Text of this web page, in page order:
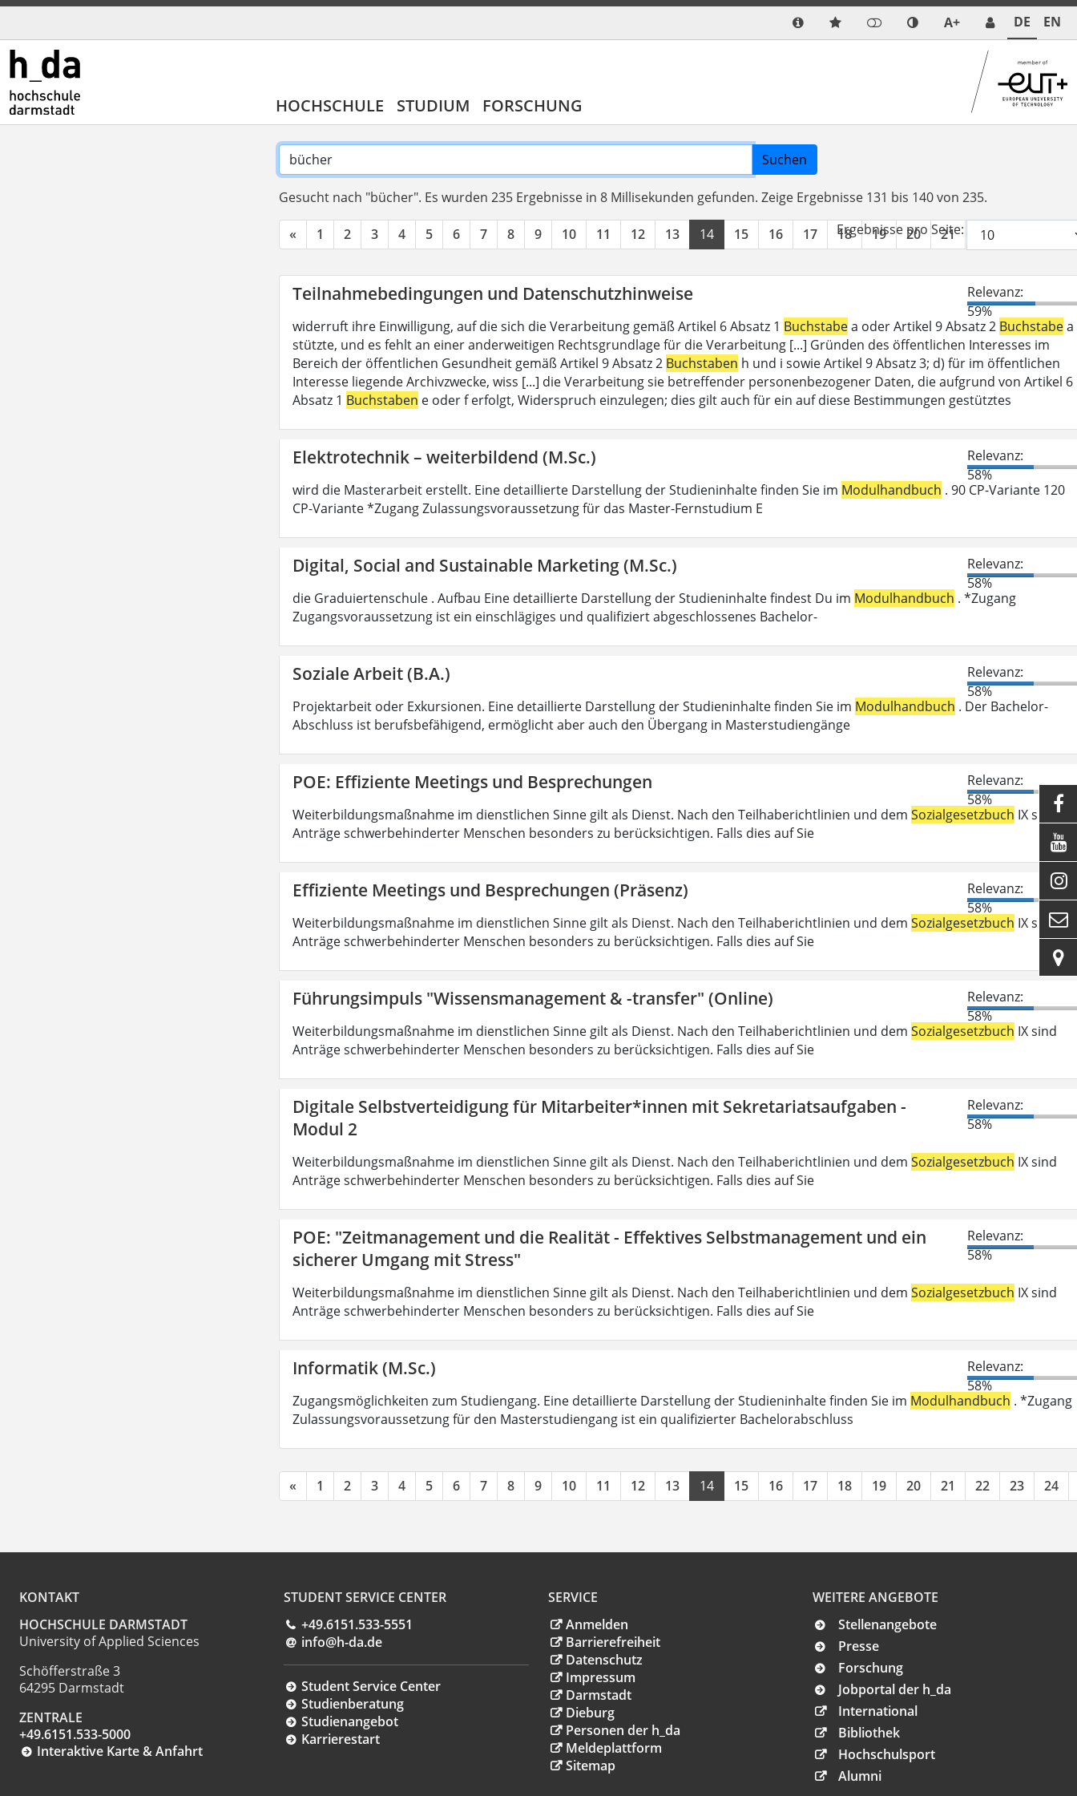
A+ DE EN
HOCHSCHULE STUDIUM FORSCHUNG
Suchen
Gesucht nach "bücher". Es wurden 235 Ergebnisse in 8 Millisekunden gefunden. Zeige Ergebnisse 131 bis 140 von 235.
« 1 2 3 4 5 6 7 8 9 10 11 12 13 14 15 16 17 18 19 20 21 22
Ergebnisse pro Seite:
Teilnahmebedingungen und Datenschutzhinweise
Relevanz:
59%
widerruft ihre Einwilligung, auf die sich die Verarbeitung gemäß Artikel 6 Absatz 1 Buchstabea oder Artikel 9 Absatz 2 Buchstabea
stützte, und es fehlt an einer anderweitigen Rechtsgrundlage für die Verarbeitung [...] Gründen des öffentlichen Interesses im
Bereich der öffentlichen Gesundheit gemäß Artikel 9 Absatz 2 Buchstaben h und i sowie Artikel 9 Absatz 3; d) für im öffentlichen
Interesse liegende Archivzwecke, wiss [...] die Verarbeitung sie betreffender personenbezogener Daten, die aufgrund von Artikel 6
Absatz 1 Buchstaben e oder f erfolgt, Widerspruch einzulegen; dies gilt auch für ein auf diese Bestimmungen gestütztes
Elektrotechnik – weiterbildend (M.Sc.)
Relevanz:
58%
wird die Masterarbeit erstellt. Eine detaillierte Darstellung der Studieninhalte finden Sie im Modulhandbuch . 90 CP-Variante 120
CP-Variante *Zugang Zulassungsvoraussetzung für das Master-Fernstudium E
Digital, Social and Sustainable Marketing (M.Sc.)
Relevanz:
58%
die Graduiertenschule . Aufbau Eine detaillierte Darstellung der Studieninhalte findest Du im Modulhandbuch . *Zugang
Zugangsvoraussetzung ist ein einschlägiges und qualifiziert abgeschlossenes Bachelor-
Soziale Arbeit (B.A.)
Relevanz:
58%
Projektarbeit oder Exkursionen. Eine detaillierte Darstellung der Studieninhalte finden Sie im Modulhandbuch . Der Bachelor-
Abschluss ist berufsbefähigend, ermöglicht aber auch den Übergang in Masterstudiengänge
POE: Effiziente Meetings und Besprechungen
Relevanz:
58%
Weiterbildungsmaßnahme im dienstlichen Sinne gilt als Dienst. Nach den Teilhaberichtlinien und dem Sozialgesetzbuch IX sind
Anträge schwerbehinderter Menschen besonders zu berücksichtigen. Falls dies auf Sie
Effiziente Meetings und Besprechungen (Präsenz)
Relevanz:
58%
Weiterbildungsmaßnahme im dienstlichen Sinne gilt als Dienst. Nach den Teilhaberichtlinien und dem Sozialgesetzbuch IX sind
Anträge schwerbehinderter Menschen besonders zu berücksichtigen. Falls dies auf Sie
Führungsimpuls "Wissensmanagement & -transfer" (Online)
Relevanz:
58%
Weiterbildungsmaßnahme im dienstlichen Sinne gilt als Dienst. Nach den Teilhaberichtlinien und dem Sozialgesetzbuch IX sind
Anträge schwerbehinderter Menschen besonders zu berücksichtigen. Falls dies auf Sie
Digitale Selbstverteidigung für Mitarbeiter*innen mit Sekretariatsaufgaben -
Modul 2
Relevanz:
58%
Weiterbildungsmaßnahme im dienstlichen Sinne gilt als Dienst. Nach den Teilhaberichtlinien und dem Sozialgesetzbuch IX sind
Anträge schwerbehinderter Menschen besonders zu berücksichtigen. Falls dies auf Sie
POE: "Zeitmanagement und die Realität - Effektives Selbstmanagement und ein
sicherer Umgang mit Stress"
Relevanz:
58%
Weiterbildungsmaßnahme im dienstlichen Sinne gilt als Dienst. Nach den Teilhaberichtlinien und dem Sozialgesetzbuch IX sind
Anträge schwerbehinderter Menschen besonders zu berücksichtigen. Falls dies auf Sie
Informatik (M.Sc.)
Relevanz:
58%
Zugangsmöglichkeiten zum Studiengang. Eine detaillierte Darstellung der Studieninhalte finden Sie im Modulhandbuch . *Zugang
Zulassungsvoraussetzung für den Masterstudiengang ist ein qualifizierter Bachelorabschluss
« 1 2 3 4 5 6 7 8 9 10 11 12 13 14 15 16 17 18 19 20 21 22 23 24
KONTAKT
HOCHSCHULE DARMSTADT
University of Applied Sciences
Schöfferstraße 3
64295 Darmstadt
ZENTRALE
+49.6151.533-5000
Interaktive Karte & Anfahrt
STUDENT SERVICE CENTER
+49.6151.533-5551
info@h-da.de
Student Service Center
Studienberatung
Studienangebot
Karrierestart
SERVICE
Anmelden
Barrierefreiheit
Datenschutz
Impressum
Darmstadt
Dieburg
Personen der h_da
Meldeplattform
Sitemap
WEITERE ANGEBOTE
Stellenangebote
Presse
Forschung
Jobportal der h_da
International
Bibliothek
Hochschulsport
Alumni




